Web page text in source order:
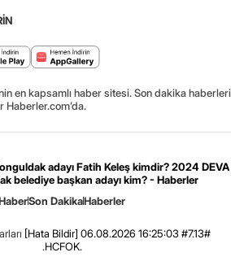
en kapsamlı haber sitesi. Son dakika haberleri
Haberler.com’da.
adayı Fatih Keleş kimdir? 2024 DEVA
belediye başkan adayı kim? - Haberler
Son DakikaHaberler
[Hata Bildir] 06.08.2026 16:25:03 #7.13#
.HCFOK.